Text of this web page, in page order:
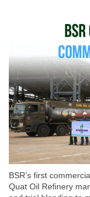
BSR’s first
Quat Oil Refinery